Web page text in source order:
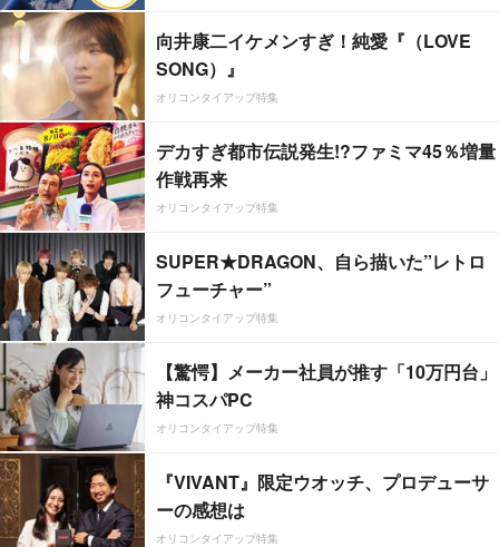
向井康二イケメンすぎ！純愛『（LOVE
SONG）』
オリコンタイアップ特集
デカすぎ都市伝説発生!?ファミマ45％増量
作戦再来
オリコンタイアップ特集
SUPER★DRAGON、自ら描いた”レトロ
フューチャー”
オリコンタイアップ特集
【驚愕】メーカー社員が推す「10万円台」
神コスパPC
オリコンタイアップ特集
『VIVANT』限定ウオッチ、プロデューサ
ーの感想は
オリコンタイアップ特集